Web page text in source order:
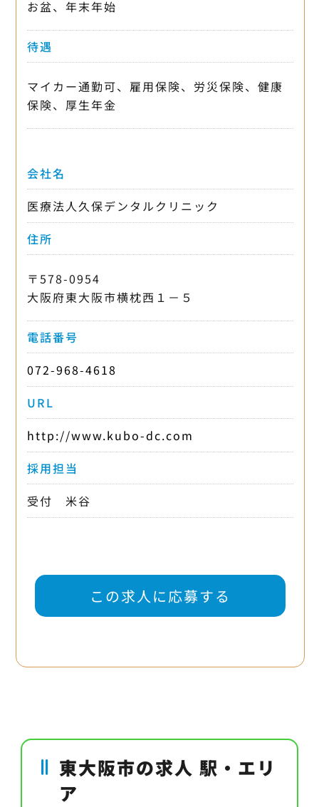
お盆、年末年始
待遇
マイカー通勤可、雇用保険、労災保険、健康
保険、厚生年金
会社名
医療法人久保デンタルクリニック
住所
〒578-0954
大阪府東大阪市横枕西１－５
電話番号
072-968-4618
URL
http://www.kubo-dc.com
採用担当
受付 米谷
この求人に応募する
東大阪市の求人 駅・エリ
ア